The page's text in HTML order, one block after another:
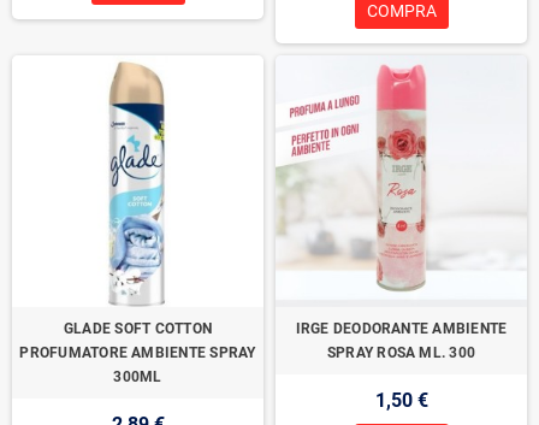
COMPRA
GLADE SOFT COTTON
PROFUMATORE AMBIENTE SPRAY
300ML
IRGE DEODORANTE AMBIENTE
SPRAY ROSA ML. 300
1,50 €